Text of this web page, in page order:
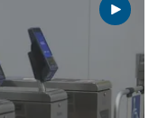
boletín.